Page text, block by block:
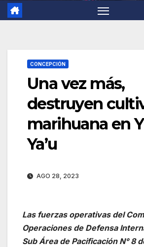
CONCEPCIÓN
Una vez más,
destruyen
marihuana en
Ya’u
AGO 28, 2023
Las fuerzas operativas del
Operaciones de Defensa
Sub Área de Pacificación N° 8